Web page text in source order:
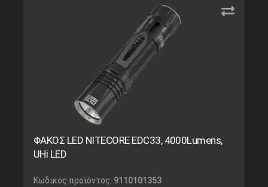
ΦΑΚΟΣ LED NITECORE EDC33, 4000Lumens,
UHi LED
Κωδικός προϊόντος: 9110101353